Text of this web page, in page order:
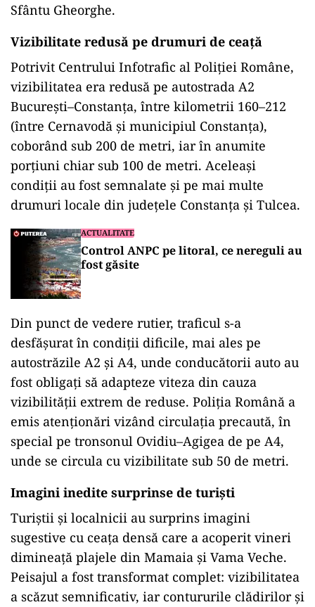
Sfântu Gheorghe.
Vizibilitate redusă pe drumuri de ceaţă
Potrivit Centrului Infotrafic al Poliției Române,
vizibilitatea era redusă pe autostrada A2
București–Constanța, între kilometrii 160–212
(între Cernavodă și municipiul Constanța),
coborând sub 200 de metri, iar în anumite
porțiuni chiar sub 100 de metri. Aceleași
condiții au fost semnalate și pe mai multe
drumuri locale din județele Constanța și Tulcea.
ACTUALITATE
Control ANPC pe litoral, ce nereguli au
fost găsite
Din punct de vedere rutier, traficul s-a
desfășurat în condiții dificile, mai ales pe
autostrăzile A2 și A4, unde conducătorii auto au
fost obligați să adapteze viteza din cauza
vizibilității extrem de reduse. Poliția Română a
emis atenționări vizând circulația precaută, în
special pe tronsonul Ovidiu–Agigea de pe A4,
unde se circula cu vizibilitate sub 50 de metri.
Imagini inedite surprinse de turişti
Turiștii și localnicii au surprins imagini
sugestive cu ceața densă care a acoperit vineri
dimineață plajele din Mamaia și Vama Veche.
Peisajul a fost transformat complet: vizibilitatea
a scăzut semnificativ, iar contururile clădirilor și